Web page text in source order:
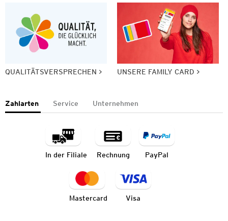
QUALITÄTSVERSPRECHEN UNSERE FAMILY CARD
Zahlarten Service Unternehmen
In der Filiale Rechnung PayPal
Mastercard Visa